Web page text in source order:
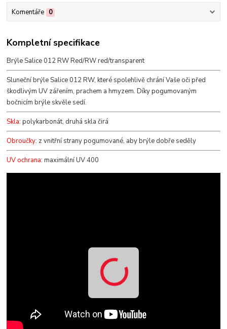
Komentáře 0
Kompletní specifikace
Brýle Salice 012 RW Red/RW red/transparent
Sluneční brýle Salice 012 RW, které spolehlivě chrání Vaše oči před
škodlivým UV zářením, prachem a hmyzem. Díky pogumovaným
bočnicím brýle skvěle sedí.
Skla: polykarbonát, druhá skla čirá
Obroučky: z vnitřní strany pogumované, aby brýle dobře seděly
UV ochrana: maximální UV 400